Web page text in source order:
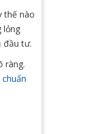
thế nào
lỏng
đầu tư.
ràng.